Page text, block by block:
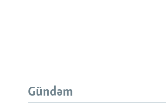
Gündəm